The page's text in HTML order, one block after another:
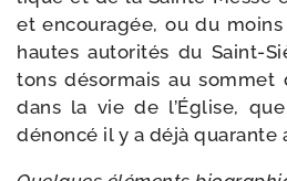
et encou­ra­gée, ou du
hautes auto­ri­tés du Saint-​
tons désor­mais au som­met
dans la vie de l’Église,
dénon­cé il y a déjà qua­rante